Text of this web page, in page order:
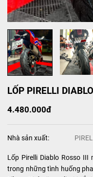
LỐP PIRELLI
4.480.000đ
Nhà sản xuất:
Lốp Pirelli Diablo Rosso
trong những tình huống